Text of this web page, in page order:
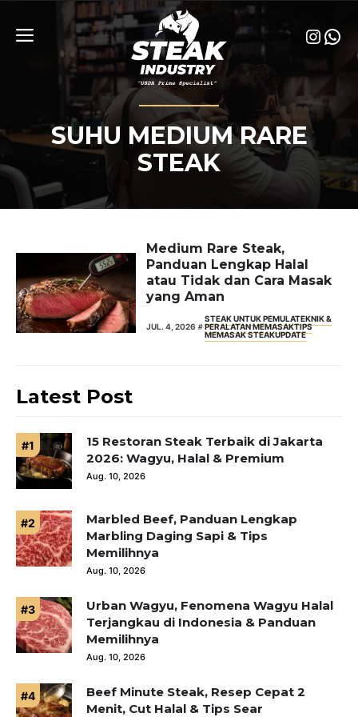
Menu
SUHU MEDIUM RARE
STEAK
Medium Rare Steak,
Panduan Lengkap Halal
atau Tidak dan Cara Masak
yang Aman
JUL. 4, 2026
STEAK UNTUK PEMULATEKNIK &
PERALATAN MEMASAKTIPS
MEMASAK STEAKUPDATE
Latest Post
15 Restoran Steak Terbaik di Jakarta
2026: Wagyu, Halal & Premium
Aug. 10, 2026
Marbled Beef, Panduan Lengkap
Marbling Daging Sapi & Tips
Memilihnya
Aug. 10, 2026
Urban Wagyu, Fenomena Wagyu Halal
Terjangkau di Indonesia & Panduan
Memilihnya
Aug. 10, 2026
Beef Minute Steak, Resep Cepat 2
Menit, Cut Halal & Tips Sear